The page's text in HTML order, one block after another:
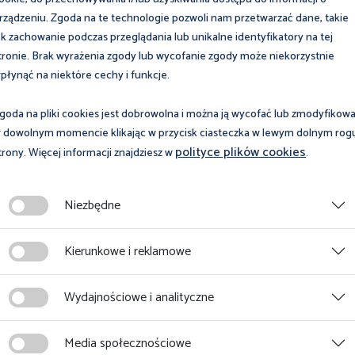
działalności gospodarczej, o której mowa w art. 8
celu sprawowania osobistej opieki nad dzieckiem, za który
przez osobę współpracującą, za który zostały opłacone
w stażu pracy.
skorzystać z tzw. ulgi na start, tj. zwolnienia z obowiązku
pierwsze 6 miesięcy, na podstawie art. 18 ust. 1 ustawy z 6
r. poz. 236 ze zm.). Ten okres, mimo niepłacenia składek,
współpracującą z osobą fizyczną korzystającą z tej ulgi – o
emerytalne, rentowe lub wypadkowe.
Zgoda na te technologie pozwoli nam przetwarzać dane, takie
zachowanie podczas przeglądania lub unikalne identyfikatory na tej
Brak wyrażenia zgody lub wycofanie zgody może niekorzystnie
na niektóre cechy i funkcje.
na pliki cookies jest dobrowolna i można ją wycofać lub
dowolnym momencie klikając w przycisk ciasteczka w lewym dolnym
Więcej informacji znajdziesz wpolityce plików cookies.
Niezbędne
Kierunkowe i reklamowe
Wydajnościowe i analityczne
Media społecznościowe